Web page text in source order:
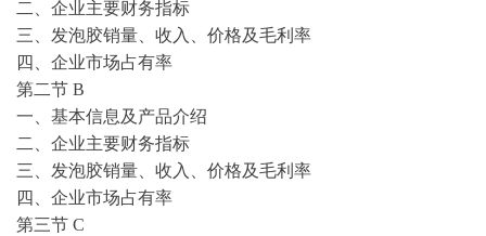
二、企业主要财务指标
三、 发泡胶销量、收入、价格及毛利率
四、企业市场占有率
第二节 B
一、基本信息及产品介绍
二、企业主要财务指标
三、 发泡胶销量、收入、价格及毛利率
四、企业市场占有率
第三节 C